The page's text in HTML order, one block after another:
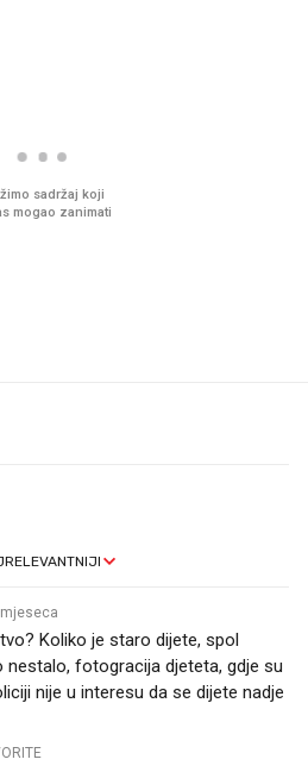
Koliko je staro dijete, spol
nestalo, fotogracija djeteta, gdje su
nije u interesu da se dijete nadje